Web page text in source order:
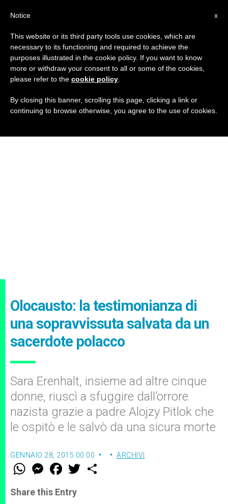
Olocausto: la testimonianza di
una sopravvissuta salvata da un
sacerdote polacco
Sara Erenhalt, insieme ad altre cinque
donne, riuscì a sfuggire dall’orrore
nazista grazie a padre Alojzy Pitlok che
le ospitò e le salvò da una sicura morte
GENNAIO 28, 2015 00:00 ARCHIVI
W
t
s
M
e
s
e
F
a
e
b
w
Share this Entry
x
Notice
This website or its third party tools use cookies, which are
necessary to its functioning and required to achieve the
purposes illustrated in the cookie policy. If you want to know
more or withdraw your consent to all or some of the cookies,
please refer to the cookie policy
By closing this banner, scrolling this page, clicking a link or
continuing to browse otherwise, you agree to the use of cookies.